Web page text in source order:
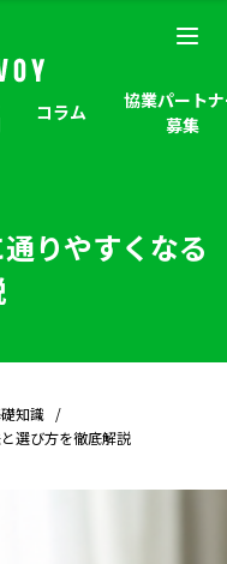
コラム
協業パート
募集
りやすくなる
知識
選び方を徹底解説